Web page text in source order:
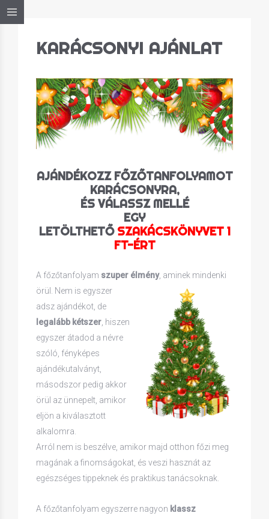
KARÁCSONYI AJÁNLAT
AJÁNDÉKOZZ FŐZŐTANFOLYAMOT
KARÁCSONYRA,
ÉS VÁLASSZ MELLÉ
EGY
LETÖLTHETŐ SZAKÁCSKÖNYVET 1
FT-ÉRT
A főzőtanfolyam szuper élmény, aminek mindenki
örül. Nem is egyszer
adsz ajándékot, de
legalább kétszer, hiszen
egyszer átadod a névre
szóló, fényképes
ajándékutalványt,
másodszor pedig akkor
örül az ünnepelt, amikor
eljön a kiválasztott
alkalomra.
Arról nem is beszélve, amikor majd otthon főzi meg
magának a finomságokat, és veszi hasznát az
egészséges tippeknek és praktikus tanácsoknak.
A főzőtanfolyam egyszerre nagyon klassz